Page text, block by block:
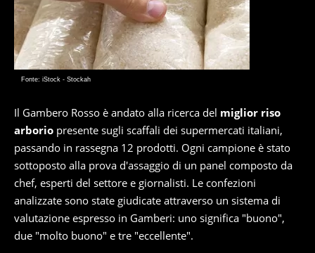
Fonte: iStock - Stockah
Il Gambero Rosso è andato alla ricerca del miglior riso
arborio presente sugli scaffali dei supermercati italiani,
passando in rassegna 12 prodotti. Ogni campione è stato
sottoposto alla prova d'assaggio di un panel composto da
chef, esperti del settore e giornalisti. Le confezioni
analizzate sono state giudicate attraverso un sistema di
valutazione espresso in Gamberi: uno significa "buono",
due "molto buono" e tre "eccellente".